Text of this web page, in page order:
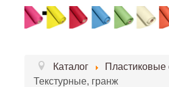
Каталог
Текстурные, гранж